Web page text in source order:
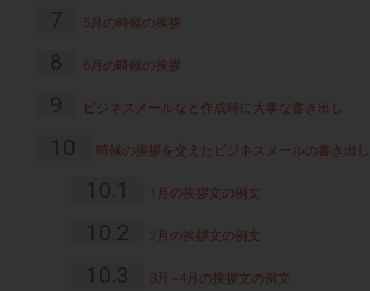
5月の時候の挨拶
6月の時候の挨拶
ビジネスメールなど作成時に大事な書き出し
時候の挨拶を交えたビジネスメールの書き出し
1月の挨拶文の例文
2月の挨拶文の例文
3月~4月の挨拶文の例文